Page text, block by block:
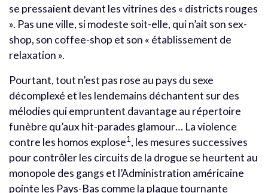
se pressaient devant les vitrines des « districts rouges
». Pas une ville, si modeste soit-elle, qui n’ait son sex-
shop, son coffee-shop et son « établissement de
relaxation ».
Pourtant, tout n’est pas rose au pays du sexe
décomplexé et les lendemains déchantent sur des
mélodies qui empruntent davantage au répertoire
funèbre qu’aux hit-parades glamour… La violence
contre les homos explose1 , les mesures successives
pour contrôler les circuits de la drogue se heurtent au
monopole des gangs et l’Administration américaine
pointe les Pays-Bas comme la plaque tournante